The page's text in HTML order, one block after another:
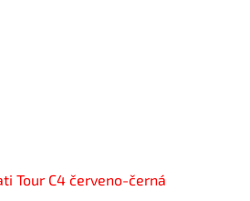
Tour C4 červeno-černá